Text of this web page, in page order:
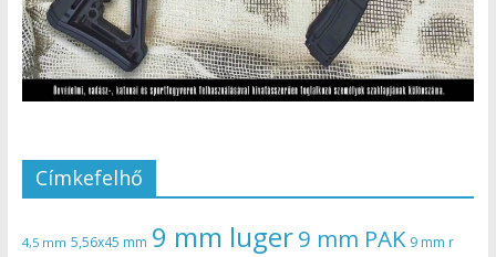
Címkefelhő
4,5 mm 5,56x45 mm 9 mm luger9 mm PAK 9 mm r